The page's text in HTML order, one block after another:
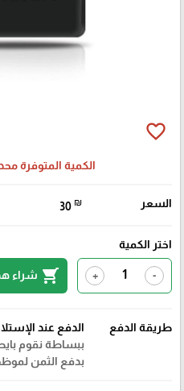
favorite_border
الكمية المتوفرة
السعر 30 ₪
اختر الكمية
-
+
shopping_cart شراء
طريقة الدفع
الدفع عند
ببساطة نقوم
بدفع الثمن